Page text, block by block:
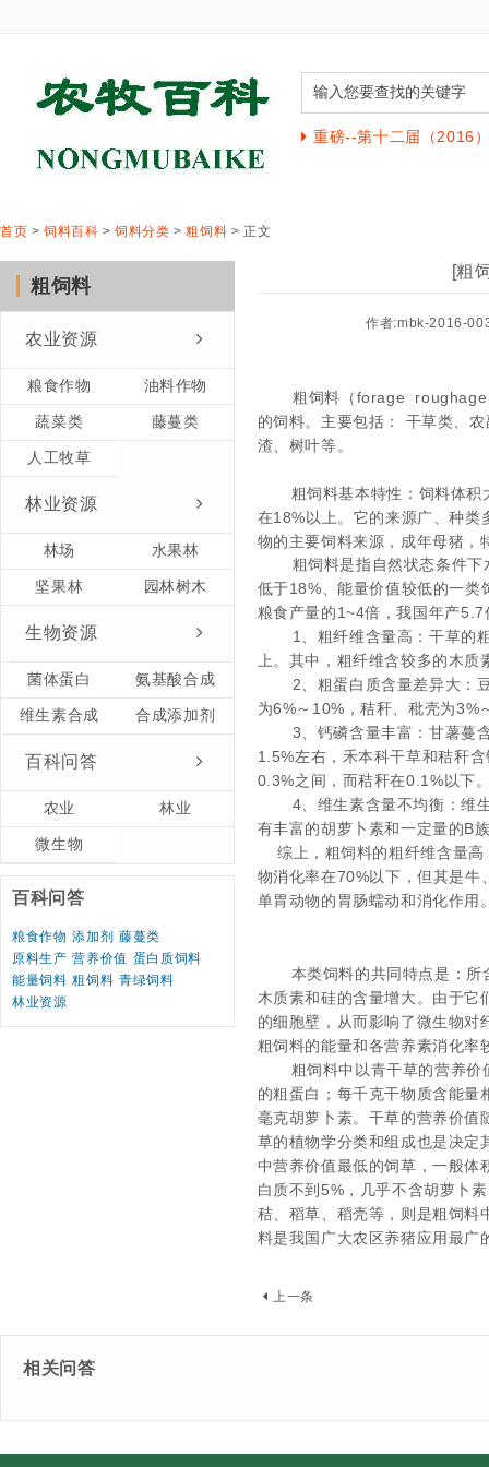
重磅--第十二届（2016
首页 >饲料百科 >饲料分类 >粗饲料 > 正文
粗饲料
农业资源
粮食作物 油料作物
蔬菜类 藤蔓类
人工牧草
林业资源
林场 水果林
坚果林 园林树木
生物资源
菌体蛋白 氨基酸合成
维生素合成 合成添加剂
百科问答
农业 林业
微生物
百科问答
粮食作物 添加剂 藤蔓类
原料生产 营养价值 蛋白质饲料
能量饲料 粗饲料 青绿饲料
林业资源
[粗
作者:mbk-2016-
粗饲料（forage roughage
的饲料。主要包括：
干草类 、
渣 、树叶等。
粗饲料基本特性： 饲料体积
在18%以上。它的来源广、种
物的主要饲料来源，成年母猪，
粗饲料是指自然状态条件
低于18%、能量价值较低的一类
粮食产量的1~4倍，我国年产
1、粗纤维含量高：干草的
上。其中，粗纤维含较多的木质
2、粗蛋白质含量差异大：
为6%～10%，秸秆、秕壳为3%
3、钙磷含量丰富：甘薯蔓
1.5%左右，禾本科干草和秸秆
0.3%之间，而秸秆在0.1%以下
4、维生素含量不均衡：维
有丰富的胡萝卜素和一定量的B
综上，粗饲料的粗纤维含量高
物消化率在70%以下，但其是牛
单胃动物的胃肠蠕动和消化作用
本类饲料的共同特点是：
木质素和硅的含量增大。由于
的细胞壁，从而影响了微生物
粗饲料的能量和各营养素消化率
粗饲料中以青干草的营养
的粗蛋白；每千克干物质含能量
毫克胡萝卜素。干草的营养价值
草的植物学分类和组成也是决定
中营养价值最低的饲草，一般体
白质不到 5% ，几乎不含胡萝卜
秸、稻草、稻壳等，则是粗饲料
料是我国广大农区养猪应用最广
上一条
相关问答